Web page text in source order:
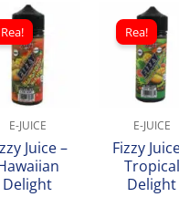
Rea!
E-JUICE
Juice –
Delight
Det
ursprungliga
priset
var:
kr 229.
nuvarandeRea!
E-JUICE
Fizzy
Tropical
Delight
Det
var:
kr